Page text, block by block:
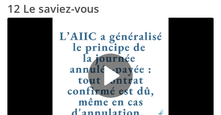
12 Le saviez-vous